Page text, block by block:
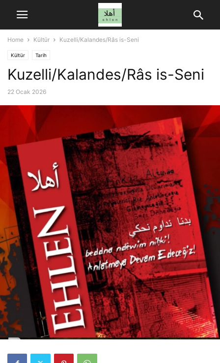
Home Kültür Kuzelli/Kalandes/Râs is-Seni
Kültür Tarih
Kuzelli/Kalandes/Râs is-Seni
22 Ocak 2026